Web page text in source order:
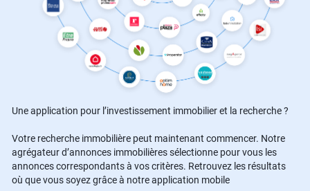
Une application pour l’investissement immobilier et la recherche ?
Votre recherche immobilière peut maintenant commencer. Notre
agrégateur d’annonces immobilières sélectionne pour vous les
annonces correspondants à vos critères. Retrouvez les résultats
où que vous soyez grâce à notre application mobile